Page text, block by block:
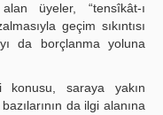
üyeler, “tensîkât-ı
geçim sıkıntısı
da borçlanma yoluna
konusu, saraya yakın
da ilgi alanına